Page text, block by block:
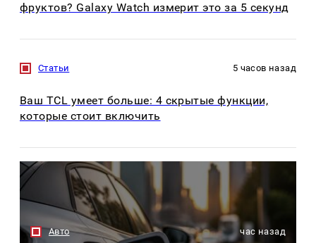
фруктов? Galaxy Watch измерит это за 5 секунд
Статьи 5 часов назад
Ваш TCL умеет больше: 4 скрытые функции,
которые стоит включить
Авто час назад